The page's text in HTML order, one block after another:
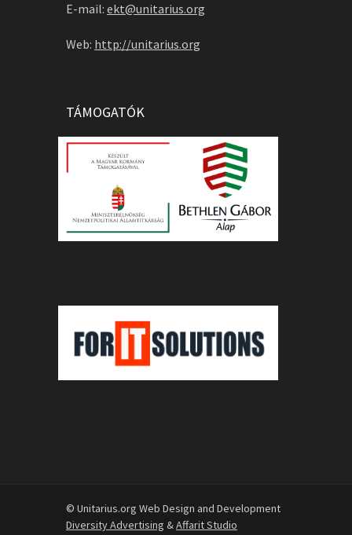
E-mail: ekt@unitarius.org
Web: http://unitarius.org
TÁMOGATÓK
© Unitarius.org Web Design and Development
Diversity Advertising &Affarit Studio